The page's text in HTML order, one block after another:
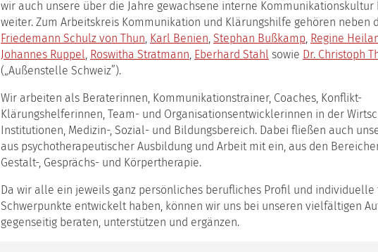
wir auch unsere über die Jahre gewachsene interne Kommunikationskultur
weiter. Zum Arbeitskreis Kommunikation und Klärungshilfe gehören neben
Friedemann Schulz von Thun, Karl Benien, Stephan Bußkamp, Regine
Johannes Ruppel, Roswitha Stratmann, Eberhard Stahl sowie Dr. Christoph
(„Außenstelle Schweiz”).
Wir arbeiten als Beraterinnen, Kommunikationstrainer, Coaches, Konflikt-
Klärungshelferinnen, Team- und Organisationsentwicklerinnen in der
Institutionen, Medizin-, Sozial- und Bildungsbereich. Dabei fließen auch
aus psychotherapeutischer Ausbildung und Arbeit mit ein, aus den Bereichen
Gestalt-, Gesprächs- und Körpertherapie.
Da wir alle ein jeweils ganz persönliches berufliches Profil und individuelle
Schwerpunkte entwickelt haben, können wir uns bei unseren vielfältigen
gegenseitig beraten, unterstützen und ergänzen.